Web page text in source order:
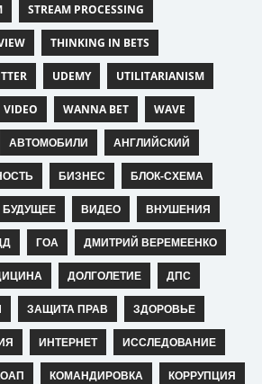
STREAM PROCESSING
THINKING IN BETS
UDEMY UTILITARIANISM
VIDEO WANNA BET WAVE
АВТОМОБИЛИ АНГЛИЙСКИЙ
БИЗНЕС БЛОК-СХЕМА
БУДУЩЕЕ ВИДЕО ВНУШЕНИЯ
ГОА ДМИТРИЙ ВЕРЕМЕЕНКО
ДОЛГОЛЕТИЕ ДПС
ЗАЩИТА ПРАВ ЗДОРОВЬЕ
ИНТЕРНЕТ ИССЛЕДОВАНИЕ
КОМАНДИРОВКА КОРРУПЦИЯ